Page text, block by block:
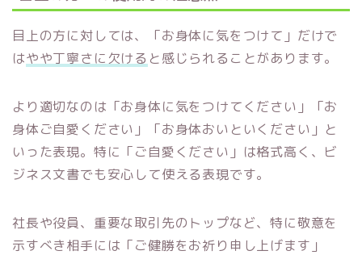
目上の方に対しては、「お身体に気をつけて」だけで
はやや丁寧さに欠ける と感じられることがあります。
より適切なのは「お身体に気をつけてください」「お
身体ご自愛ください」「お身体おいといください」と
いった表現。特に「ご自愛ください」は格式高く、ビ
ジネス文書でも安心して使える表現です。
社長や役員、重要な取引先のトップなど、特に敬意を
示すべき相手には「ご健勝をお祈り申し上げます」